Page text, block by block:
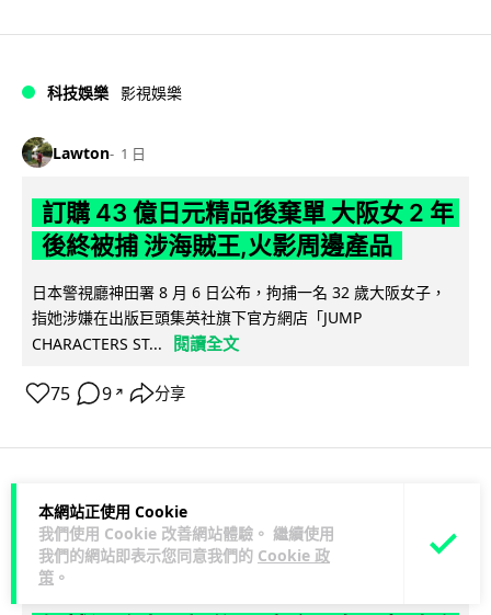
本網站正使用 Cookie
我們使用 Cookie 改善網站體驗。 繼續使用
我們的網站即表示您同意我們的 Cookie 政
策 。
科技娛樂 影視娛樂
Lawton 1 日
訂購 43 億日元精品後棄單 大阪女 2 年
後終被捕 涉海賊王,火影周邊產品
日本警視廳神田署 8 月 6 日公布，拘捕一名 32 歲大阪女子，
指她涉嫌在出版巨頭集英社旗下官方網店「JUMP
CHARACTERS ST...
閱讀全文
75 9 ↗ 分享
商業科技 資訊保安
Vin 1 日